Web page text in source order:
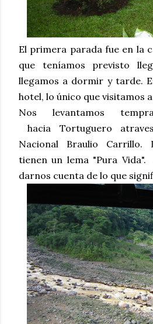
El primera parada fue en la
que teníamos previsto
llegamos a dormir y tarde.
hotel, lo único que visitamos
Nos levantamos
hacia Tortuguero
Nacional Braulio Carrillo.
tienen un lema "Pura Vida".
darnos cuenta de lo que